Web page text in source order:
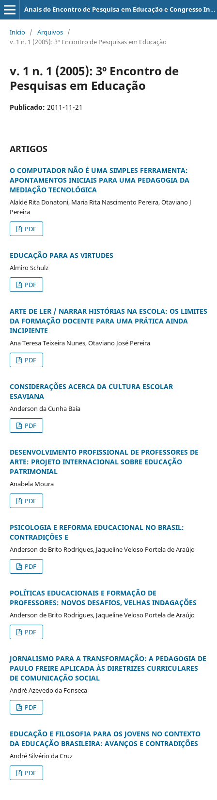
Anais do Encontro de Pesquisa em Educação e Congresso Internacional de Trabalho Docente e Processos Educativos
Início / Arquivos /
v. 1 n. 1 (2005): 3º Encontro de Pesquisas em Educação
v. 1 n. 1 (2005): 3º Encontro de
Pesquisas em Educação
Publicado: 2011-11-21
ARTIGOS
O COMPUTADOR NÃO É UMA SIMPLES FERRAMENTA:
APONTAMENTOS INICIAIS PARA UMA PEDAGOGIA DA
MEDIAÇÃO TECNOLÓGICA
Alaíde Rita Donatoni, Maria Rita Nascimento Pereira, Otaviano J
Pereira
PDF
EDUCAÇÃO PARA AS VIRTUDES
Almiro Schulz
PDF
ARTE DE LER / NARRAR HISTÓRIAS NA ESCOLA: OS LIMITES
DA FORMAÇÃO DOCENTE PARA UMA PRÁTICA AINDA
INCIPIENTE
Ana Teresa Teixeira Nunes, Otaviano José Pereira
PDF
CONSIDERAÇÕES ACERCA DA CULTURA ESCOLAR
ESAVIANA
Anderson da Cunha Baía
PDF
DESENVOLVIMENTO PROFISSIONAL DE PROFESSORES DE
ARTE: PROJETO INTERNACIONAL SOBRE EDUCAÇÃO
PATRIMONIAL
Anabela Moura
PDF
PSICOLOGIA E REFORMA EDUCACIONAL NO BRASIL:
CONTRADIÇÕES E
Anderson de Brito Rodrigues, Jaqueline Veloso Portela de Araújo
PDF
POLÍTICAS EDUCACIONAIS E FORMAÇÃO DE
PROFESSORES: NOVOS DESAFIOS, VELHAS INDAGAÇÕES
Anderson de Brito Rodrigues, Jaqueline Veloso Portela de Araújo
PDF
JORNALISMO PARA A TRANSFORMAÇÃO: A PEDAGOGIA DE
PAULO FREIRE APLICADA ÀS DIRETRIZES CURRICULARES
DE COMUNICAÇÃO SOCIAL
André Azevedo da Fonseca
PDF
EDUCAÇÃO E FILOSOFIA PARA OS JOVENS NO CONTEXTO
DA EDUCAÇÃO BRASILEIRA: AVANÇOS E CONTRADIÇÕES
André Silvério da Cruz
PDF